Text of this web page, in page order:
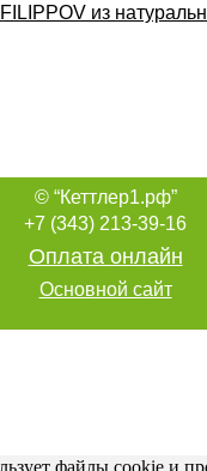
из
onePRO
© “Кеттлер1.рф”
+7 (343) 213-39-16
Оплата онлайн
Основной сайт
файлы cookie и